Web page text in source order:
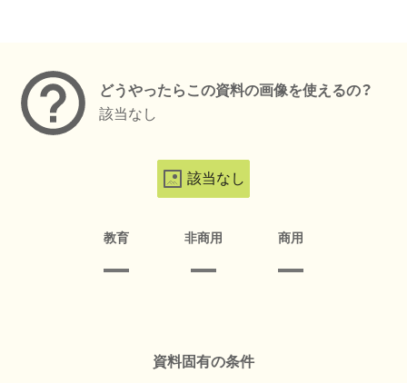
どうやったらこの資料の画像を使えるの？
該当なし
該当なし
教育 非商用 商用
資料固有の条件